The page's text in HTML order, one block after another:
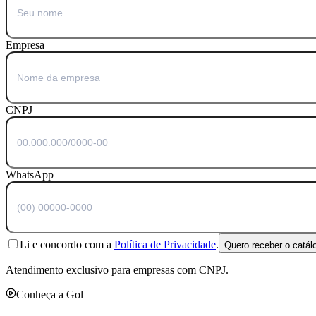
Empresa
CNPJ
WhatsApp
Li e concordo com a Política de Privacidade. Quero receber o
Atendimento exclusivo para empresas com CNPJ.
Conheça a Gol